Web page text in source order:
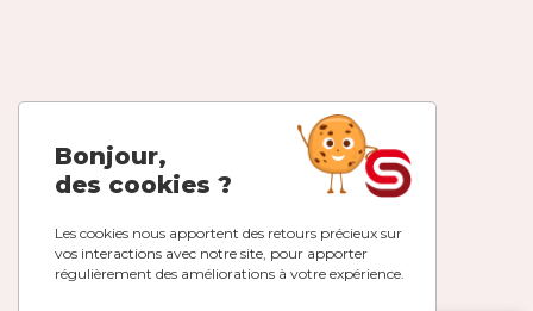
Bonjour,
des cookies ?
Les cookies nous apportent des retours précieux sur
vos interactions avec notre site, pour apporter
régulièrement des améliorations à votre expérience.